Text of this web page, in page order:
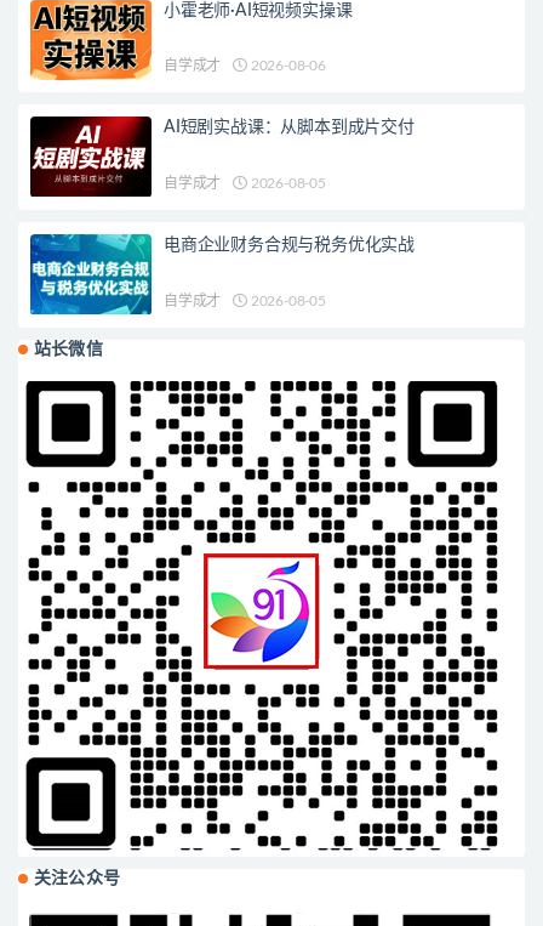
小霍老师·AI短视频实操课
自学成才 2026-08-06
AI短剧实战课：从脚本到成片交付
自学成才 2026-08-05
电商企业财务合规与税务优化实战
自学成才 2026-08-05
站长微信
关注公众号